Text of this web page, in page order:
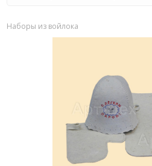
Наборы из войлока